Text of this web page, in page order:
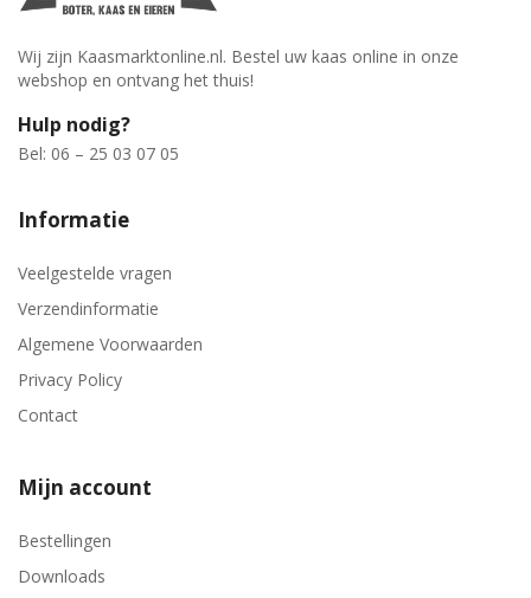
Wij zijn Kaasmarktonline.nl. Bestel uw kaas online in onze
webshop en ontvang het thuis!
Hulp nodig?
Bel: 06 – 25 03 07 05
Informatie
Veelgestelde vragen
Verzendinformatie
Algemene Voorwaarden
Privacy Policy
Contact
Mijn account
Bestellingen
Downloads